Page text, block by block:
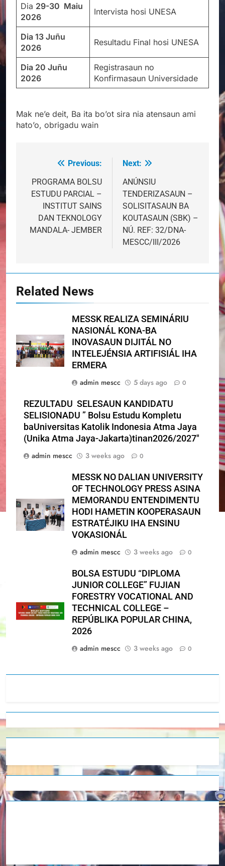
Dia 29-30 Maiu
2026
Intervista hosi UNESA
Dia 13 Juñu
2026
Resultadu Final hosi UNESA
Dia 20 Juñu
2026
Registrasaun no
Konfirmasaun Universidade
Mak ne’e deit, Ba ita bo’ot sira nia atensaun ami
hato’o, obrigadu wain
navigation
Previous:
PROGRAMA BOLSU
ESTUDU PARCIAL –
INSTITUT SAINS
DAN TEKNOLOGY
MANDALA- JEMBER
Next:
ANÚNSIU
TENDERIZASAUN –
SOLISITASAUN BA
KOUTASAUN (SBK) –
NÚ. REF: 32/DNA-
MESCC/III/2026
Related News
MESSK REALIZA SEMINÁRIU
NASIONÁL KONA-BA
INOVASAUN DIJITÁL NO
INTELEJÉNSIA ARTIFISIÁL IHA
ERMERA
admin mescc
5 days ago 0
REZULTADU SELESAUN KANDIDATU
SELISIONADU ” Bolsu Estudu Kompletu
baUniversitas Katolik Indonesia Atma Jaya
(Unika Atma Jaya-Jakarta)tinan2026/2027″
admin mescc
3 weeks ago 0
MESSK NO DALIAN UNIVERSITY
OF TECHNOLOGY PRESS ASINA
MEMORANDU ENTENDIMENTU
HODI HAMETIN KOOPERASAUN
ESTRATÉJIKU IHA ENSINU
VOKASIONÁL
admin mescc
3 weeks ago 0
BOLSA ESTUDU “DIPLOMA
JUNIOR COLLEGE” FUJIAN
FORESTRY VOCATIONAL AND
TECHNICAL COLLEGE –
REPÚBLIKA POPULAR CHINA,
2026
admin mescc
3 weeks ago 0